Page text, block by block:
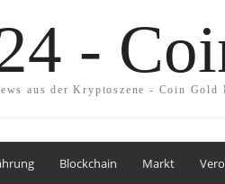
-
aus der Kryptoszene - Coin Gold
Blockchain Markt